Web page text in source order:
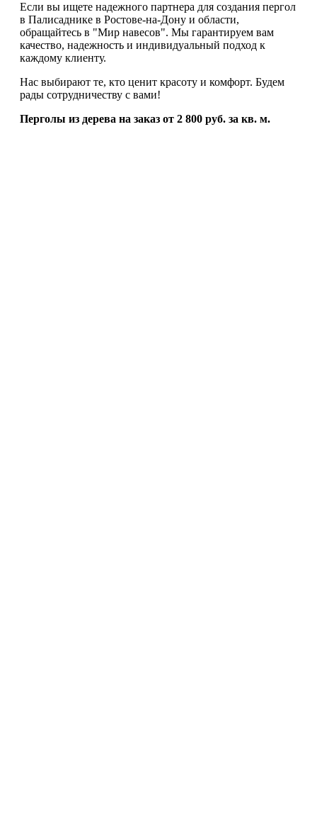
Если вы ищете надежного партнера для создания пергол
в Палисаднике в Ростове-на-Дону и области,
обращайтесь в "Мир навесов". Мы гарантируем вам
качество, надежность и индивидуальный подход к
каждому клиенту.
Нас выбирают те, кто ценит красоту и комфорт. Будем
рады сотрудничеству с вами!
Перголы из дерева на заказ от 2 800 руб. за кв. м.